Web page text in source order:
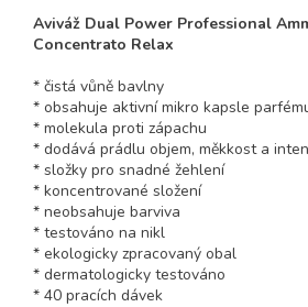
Aviváž Dual Power Professional
Concentrato Relax
* čistá vůně bavlny
* obsahuje aktivní mikro kapsle
* molekula proti zápachu
* dodává prádlu objem, měkkost a
* složky pro snadné žehlení
* koncentrované složení
* neobsahuje barviva
* testováno na nikl
* ekologicky zpracovaný obal
* dermatologicky testováno
* 40 pracích dávek